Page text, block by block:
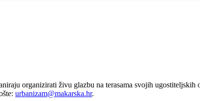
organizirati živu glazbu na terasama svojih
urbanizam@makarska.hr.